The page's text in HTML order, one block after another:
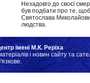
Незадовго до своєї
був подбати про те, щоб
Святослава
людства.
імені М.К. Реріха
і новин сайту та